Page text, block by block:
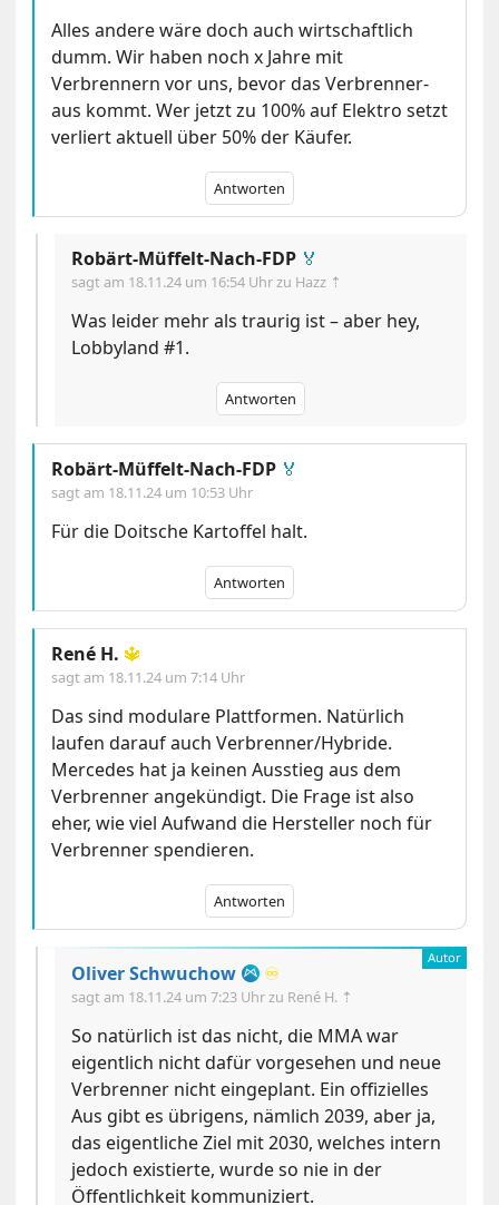
Alles andere wäre doch auch wirtschaftlich
dumm. Wir haben noch x Jahre mit
Verbrennern vor uns, bevor das Verbrenner-
aus kommt. Wer jetzt zu 100% auf Elektro setzt
verliert aktuell über 50% der Käufer.
Antworten
Robärt-Müffelt-Nach-FDP 🏅
sagt am 18.11.24 um 16:54 Uhrzu Hazz ⇡
Was leider mehr als traurig ist – aber hey,
Lobbyland #1.
Antworten
Robärt-Müffelt-Nach-FDP 🏅
sagt am 18.11.24 um 10:53 Uhr
Für die Doitsche Kartoffel halt.
Antworten
René H. 🔱
sagt am 18.11.24 um 7:14 Uhr
Das sind modulare Plattformen. Natürlich
laufen darauf auch Verbrenner/Hybride.
Mercedes hat ja keinen Ausstieg aus dem
Verbrenner angekündigt. Die Frage ist also
eher, wie viel Aufwand die Hersteller noch für
Verbrenner spendieren.
Antworten
Oliver Schwuchow ♾️
sagt am 18.11.24 um 7:23 Uhrzu René H. ⇡
So natürlich ist das nicht, die MMA war
eigentlich nicht dafür vorgesehen und neue
Verbrenner nicht eingeplant. Ein offizielles
Aus gibt es übrigens, nämlich 2039, aber ja,
das eigentliche Ziel mit 2030, welches intern
jedoch existierte, wurde so nie in der
Öffentlichkeit kommuniziert.